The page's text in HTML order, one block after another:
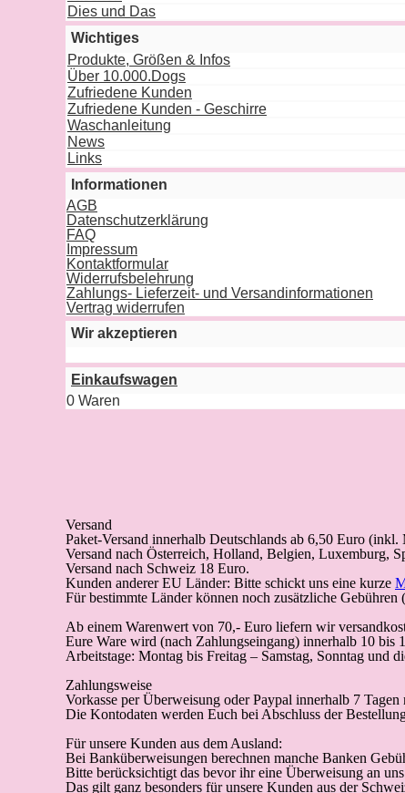
Dies und Das
Wichtiges
Produkte, Größen & Infos
Über 10.000.Dogs
Zufriedene Kunden
Zufriedene Kunden - Geschirre
Waschanleitung
News
Links
Informationen
AGB
Datenschutzerklärung
FAQ
Impressum
Kontaktformular
Widerrufsbelehrung
Zahlungs- Lieferzeit- und Versandinformationen
Vertrag widerrufen
Wir akzeptieren
Einkaufswagen
0 Waren
Versand
Paket-Versand innerhalb Deutschlands ab 6,50 Euro (inkl.
Versand nach Österreich, Holland, Belgien, Luxemburg,
Versand nach Schweiz 18 Euro.
Kunden anderer EU Länder: Bitte schickt uns eine kurze
Für bestimmte Länder können noch zusätzliche
Ab einem Warenwert von 70,- Euro liefern wir
Eure Ware wird (nach Zahlungseingang) innerhalb 10 bis
Arbeitstage: Montag bis Freitag – Samstag, Sonntag und
Zahlungsweise
Vorkasse per Überweisung oder Paypal innerhalb 7 Tagen
Die Kontodaten werden Euch bei Abschluss der
Für unsere Kunden aus dem Ausland:
Bei Banküberweisungen berechnen manche Banken
Bitte berücksichtigt das bevor ihr eine Überweisung an
Das gilt ganz besonders für unsere Kunden aus der